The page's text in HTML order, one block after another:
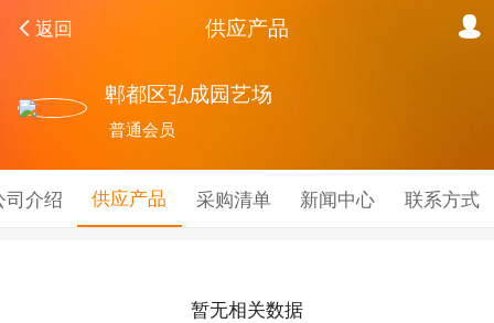
返回 供应产品
郫都区弘成园艺场
普通会员
司介绍 供应产品 采购清单 新闻中心 联系方式
暂无相关数据